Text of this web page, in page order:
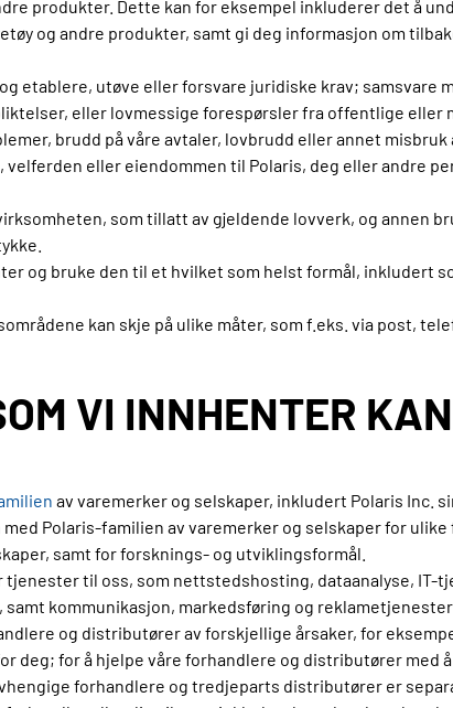
produkter. Dette kan for eksempel inkluderer det å
og andre produkter, samt gi deg informasjon om
etablere, utøve eller forsvare juridiske krav; samsvare
eller lovmessige forespørsler fra offentlige eller
brudd på våre avtaler, lovbrudd eller annet misbruk
eller eiendommen til Polaris, deg eller andre
som tillatt av gjeldende lovverk, og annen
og bruke den til et hvilket som helst formål, inkludert
kan skje på ulike måter, som f.eks. via post,
VI INNHENTER
av varemerker og selskaper, inkludert Polaris Inc.
Polaris-familien av varemerker og selskaper for
samt for forsknings- og utviklingsformål.
til oss, som nettstedshosting, dataanalyse, IT-
kommunikasjon, markedsføring og reklametjenester
og distributører av forskjellige årsaker, for
for å hjelpe våre forhandlere og distributører med å
forhandlere og tredjeparts distributører er